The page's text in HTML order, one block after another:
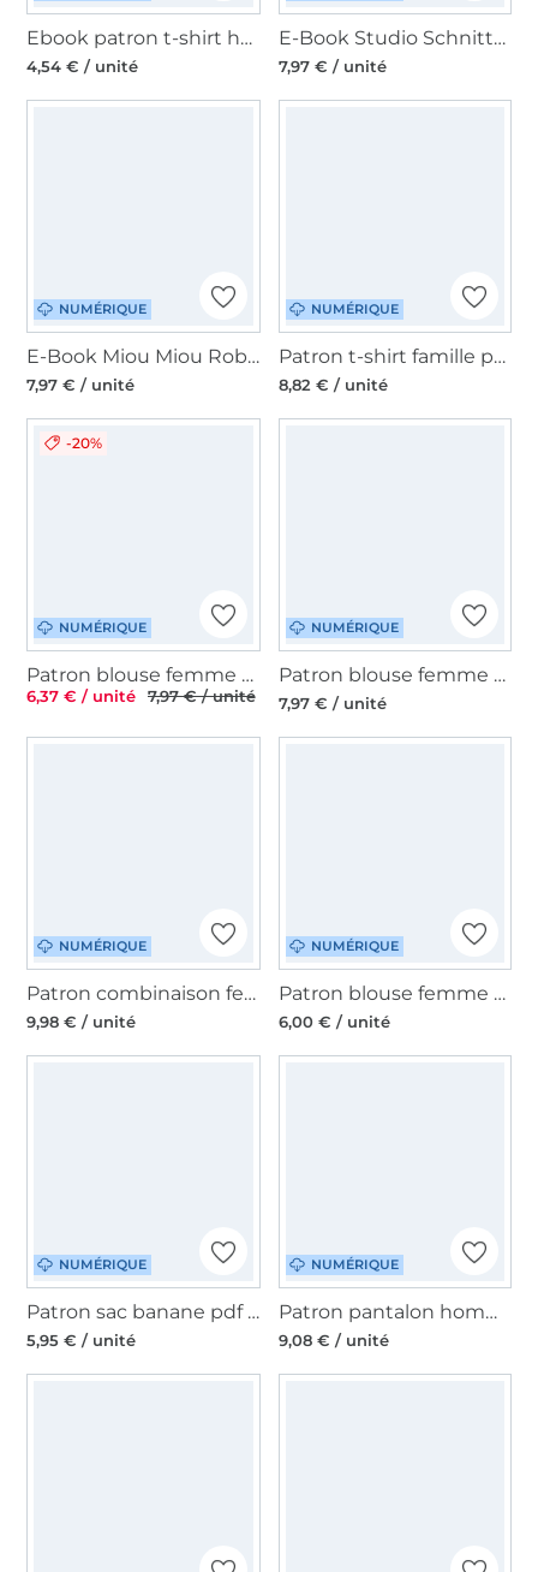
Ebook patron t-shirt homme Anton Mamili1910, en allemand
4,54 € / unité
E-Book Studio Schnittreif Mme Yoko, en français
7,97 € / unité
NUMÉRIQUE
E-Book Miou Miou Robe Marlisa, en allemand
7,97 € / unité
NUMÉRIQUE
Patron t-shirt famille pdf Wellenreiter Lotte & Ludwig, en allemand
8,82 € / unité
NUMÉRIQUE
-20%
Patron blouse femme pdf Gilla TOSCAminni Schnittmanufaktur, en allemand
6,37 € / unité 7,97 € / unité
NUMÉRIQUE
Patron blouse femme pdf Karl Sewingmachina, en allemand
7,97 € / unité
NUMÉRIQUE
Patron combinaison femme pdf Peter & Udo Sewingmachina, en allemand et anglais
9,98 € / unité
NUMÉRIQUE
Patron blouse femme pdf Cylin My Image S1286, en français
6,00 € / unité
NUMÉRIQUE
Patron sac banane pdf Moon Bag Luna CreaResa, en allemand
5,95 € / unité
NUMÉRIQUE
Patron pantalon homme pdf Justus Fino & Stitch, en allemand
9,08 € / unité